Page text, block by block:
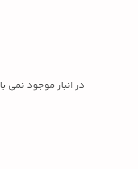
در انبار موجود نمی